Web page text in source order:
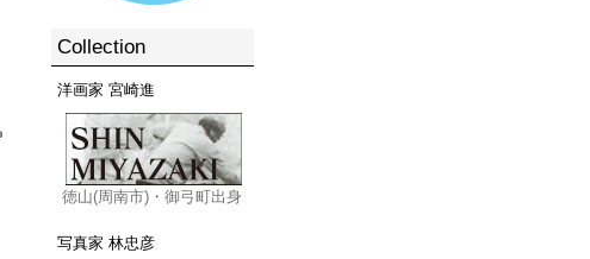
Collection
洋画家 宮崎進
徳山(周南市)・御弓町出身
写真家 林忠彦